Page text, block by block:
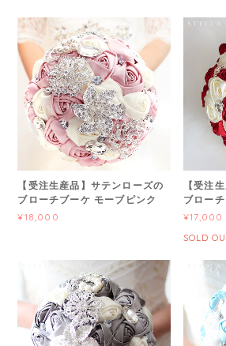
【受注生産品】サテンローズの
ブローチブーケ モーブピンク
¥18,000
【受注
ブロー
¥17,000
SOLD